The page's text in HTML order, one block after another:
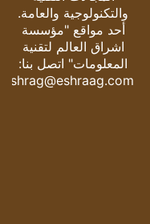
والتكنولوجية والعامة.
أحد مواقع "مؤسسة
اشراق العالم لتقنية
المعلومات" اتصل بنا:
eshrag@eshraag.com